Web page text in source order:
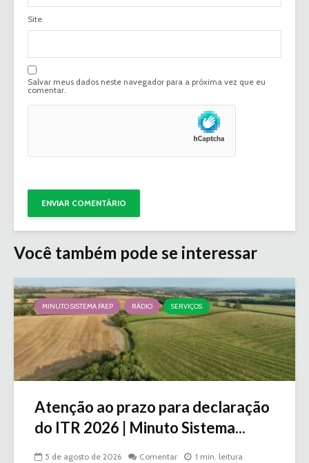
Site
Salvar meus dados neste navegador para a próxima vez que eu
comentar.
Você também pode se interessar
MINUTO SISTEMA FAEP RÁDIO SERVIÇOS
Atenção ao prazo para declaração
do ITR 2026 | Minuto Sistema...
5 de agosto de 2026 Comentar 1 min. leitura